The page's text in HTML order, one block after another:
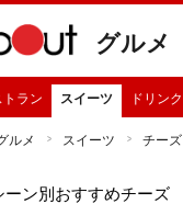
グルメ
ラン スイーツ ドリン
ルメ スイーツ チーズ
ーン別おすすめチーズ